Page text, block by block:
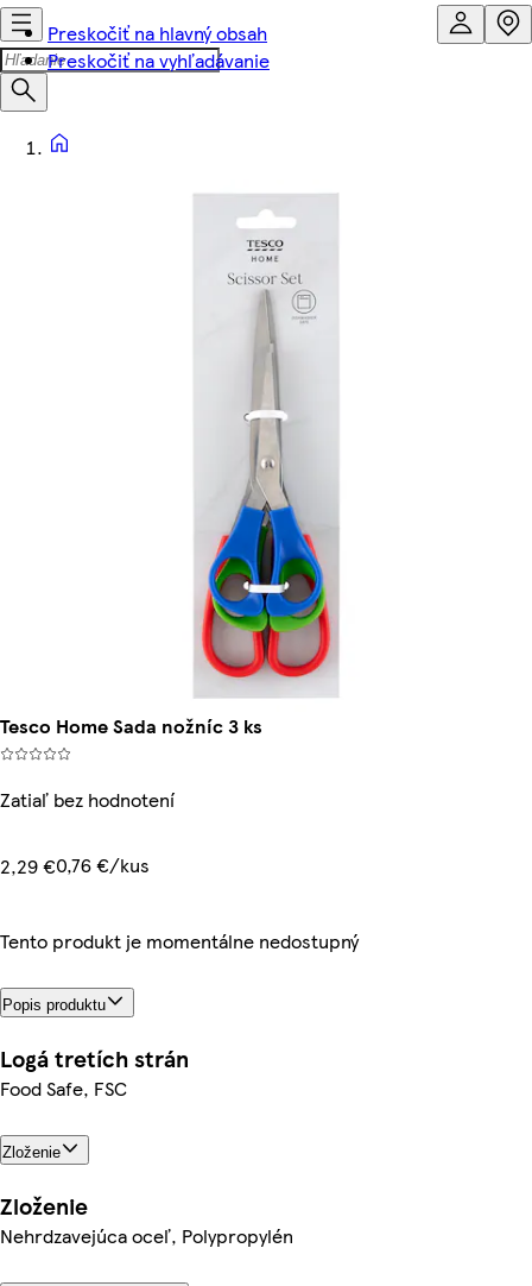
Preskočiť na hlavný obsah
Preskočiť na vyhľadávanie
Tesco Home Sada nožníc 3 ks
Zatiaľ bez hodnotení
2,29 €0,76 €/kus
Tento produkt je momentálne nedostupný
Popis produktu
Logá tretích strán
Food Safe, FSC
Zloženie
Zloženie
Nehrdzavejúca oceľ, Polypropylén